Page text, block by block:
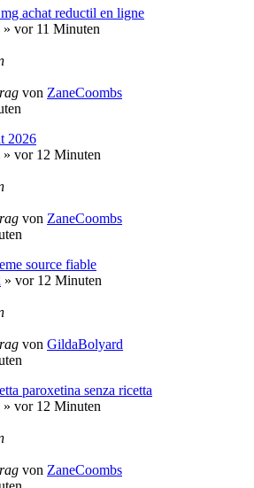
achat reductil en ligne
» vor 11 Minuten
von ZaneCoombs
2026
» vor 12 Minuten
von ZaneCoombs
source fiable
» vor 12 Minuten
von GildaBolyard
paroxetina senza ricetta
» vor 12 Minuten
von ZaneCoombs